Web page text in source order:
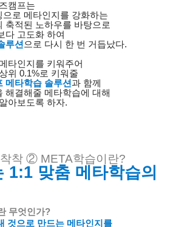
캠프는
으로 메타인지를 강화하는
축적된 노하우를 바탕으로
다 고도화 하여
루션으로 다시 한 번 거듭났다.
타인지를 키워주어
위 0.1%로 키워줄
메타학습 솔루션과 함께
해결해줄 메타학습에 대해
아보도록 하자.
착 ② META학습이란?
1:1 맞춤 메타학습의
무엇인가?
것으로 만드는 메타인지를